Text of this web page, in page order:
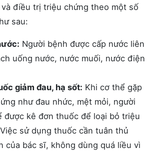
điều trị triệu chứng theo một số
sau:
Người bệnh được cấp nước liên
uống nước, nước muối, nước điện
giảm đau, hạ sốt: Khi cơ thể gặp
như đau nhức, mệt mỏi, người
được kê đơn thuốc để loại bỏ triệu
sử dụng thuốc cần tuân thủ
của bác sĩ, không dùng quá liều vì